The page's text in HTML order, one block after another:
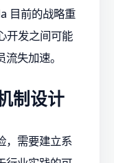
目前的战略重
开发之间可能
失加速。
制设计
，需要建立系